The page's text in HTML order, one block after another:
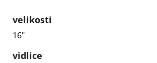
velikosti
16"
vidlice